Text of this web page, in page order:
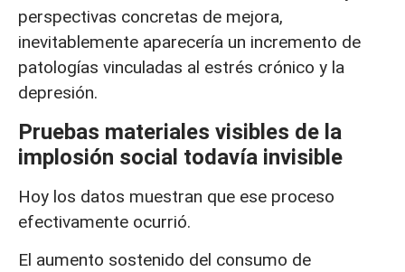
perspectivas concretas de mejora,
inevitablemente aparecería un incremento de
patologías vinculadas al estrés crónico y la
depresión.
Pruebas materiales visibles de la
implosión social todavía invisible
Hoy los datos muestran que ese proceso
efectivamente ocurrió.
El aumento sostenido del consumo de